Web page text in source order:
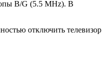
B/G (5.5 MHz). В
отключить телевизор